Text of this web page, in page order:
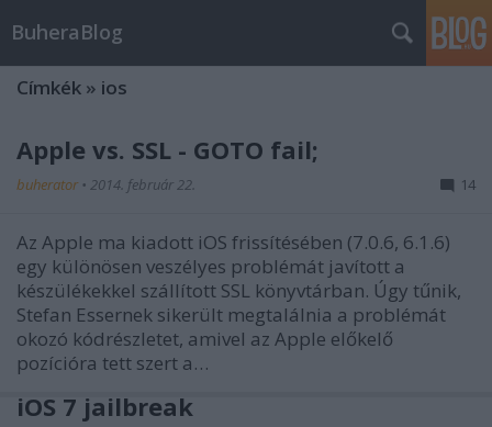
BuheraBlog
Címkék » ios
Apple vs. SSL - GOTO fail;
buherator • 2014. február 22. 14
Az Apple ma kiadott iOS frissítésében (7.0.6, 6.1.6)
egy különösen veszélyes problémát javított a
készülékekkel szállított SSL könyvtárban. Úgy tűnik,
Stefan Essernek sikerült megtalálnia a problémát
okozó kódrészletet, amivel az Apple előkelő
pozícióra tett szert a…
iOS 7 jailbreak